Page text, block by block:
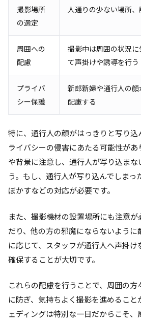
撮影場所
の選定
人通りの少ない場所
周囲への
配慮
撮影中は周囲の状況
て声掛けや誘導を行う
プライバ
シー保護
新郎新婦や通行人の
配慮する
特に、通行人の顔がはっきりと写り
ライバシーの侵害にあたる可能性があ
や背景に注意し、通行人が写り込まな
う。もし、通行人が写り込んでしまっ
ぼかすなどの対応が必要です。
また、撮影機材の設置場所にも注意
だり、他の方の邪魔にならないよう
に応じて、スタッフが通行人へ声掛け
確保することが大切です。
これらの配慮を行うことで、周囲の
に防ぎ、気持ちよく撮影を進めること
ェディングは特別な一日だからこそ